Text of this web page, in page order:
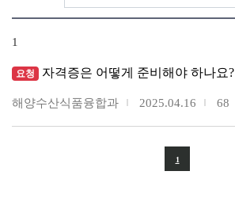
1
요청 자격증은 어떻게 준비해야 하나요?
해양수산식품융합과 2025.04.16 68
1